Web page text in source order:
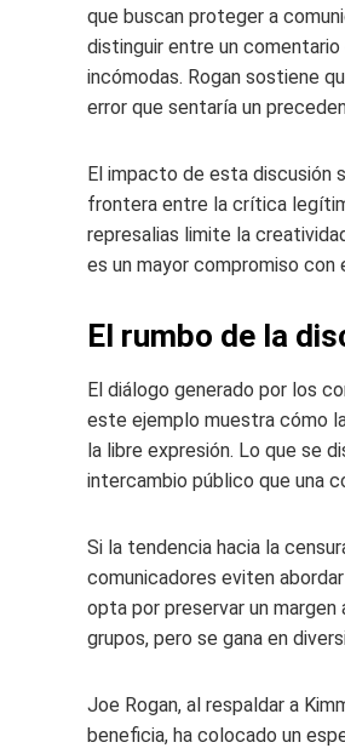
que buscan proteger a
distinguir entre un
incómodas. Rogan sostiene
error que sentaría un
El impacto de esta discusión
frontera entre la crítica
represalias limite la
es un mayor compromiso
El rumbo de la
El diálogo generado por los
este ejemplo muestra cómo
la libre expresión. Lo que se
intercambio público que una
Si la tendencia hacia la
comunicadores eviten
opta por preservar un
grupos, pero se gana en
Joe Rogan, al respaldar a
beneficia, ha colocado un